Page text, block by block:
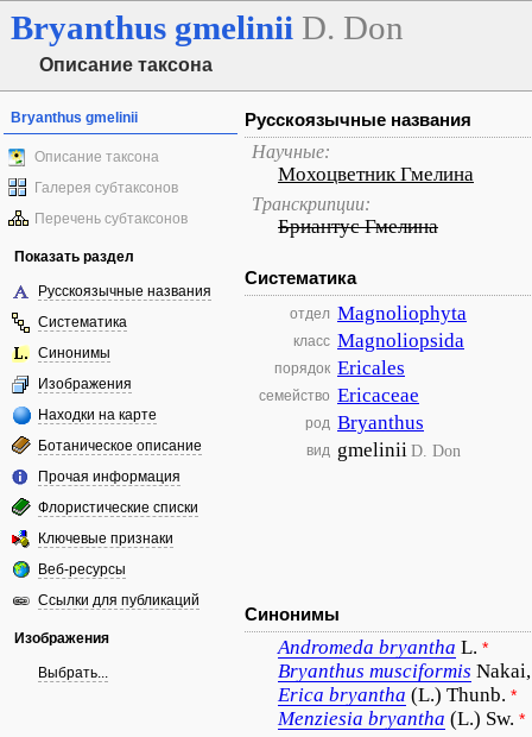
Bryanthus gmelinii D. Don
Описание таксона
Bryanthus gmelinii
Описание таксона
Галерея субтаксонов
Перечень субтаксонов
Показать раздел
Русскоязычные названия
Систематика
Синонимы
Изображения
Находки на карте
Ботаническое описание
Прочая информация
Флористические списки
Ключевые признаки
Веб-ресурсы
Ссылки для публикаций
Изображения
Выбрать...
Русскоязычные названия
Научные:
Мохоцветник Гмелина
Транскрипции:
Бриантус Гмелина
Систематика
отдел Magnoliophyta
класс Magnoliopsida
порядок Ericales
семейство Ericaceae
род Bryanthus
вид gmeliniiD. Don
Синонимы
Andromeda bryantha L. *
Bryanthus musciformis
Erica bryantha (L.) Thunb. *
Menziesia bryantha (L.) Sw. *